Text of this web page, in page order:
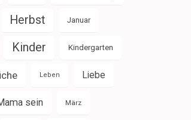
Herbst Januar
Kinder Kindergarten
Leben Liebe
sein März